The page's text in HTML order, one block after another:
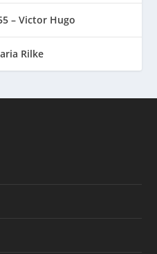
– Victor Hugo
Rilke